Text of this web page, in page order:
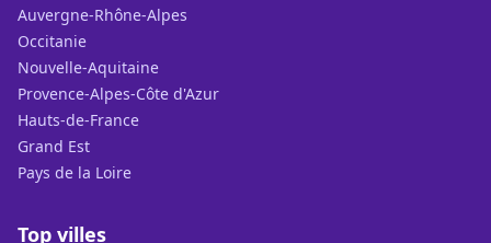
Auvergne-Rhône-Alpes
Occitanie
Nouvelle-Aquitaine
Provence-Alpes-Côte d'Azur
Hauts-de-France
Grand Est
Pays de la Loire
Top villes